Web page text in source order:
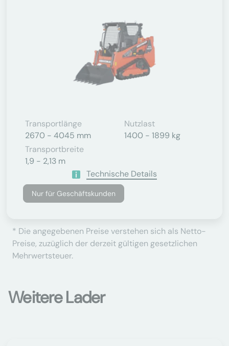
Transportlänge
2670 - 4045 mm
Nutzlast
1400 - 1899 kg
Transportbreite
1,9 - 2,13 m
Technische Details
Nur für Geschäftskunden
* Die angegebenen Preise verstehen sich als Netto-
Preise, zuzüglich der derzeit gültigen gesetzlichen
Mehrwertsteuer.
Weitere Lader